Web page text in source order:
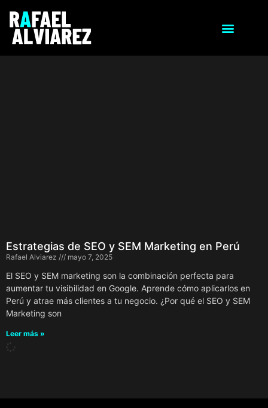
Estrategias de SEO y SEM Marketing en Perú
Rafael Alviarez mayo 7, 2025
El SEO y SEM marketing son la combinación perfecta para
aumentar tu visibilidad en Google. Aprende cómo aplicarlos en
Perú y atrae más clientes a tu negocio. ¿Por qué el SEO y SEM
Marketing son
Leer más »